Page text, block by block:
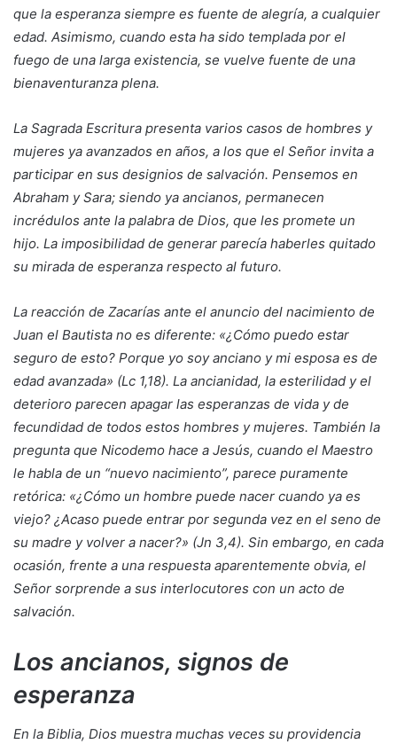
que la esperanza siempre es fuente de alegría, a cualquier
edad. Asimismo, cuando esta ha sido templada por el
fuego de una larga existencia, se vuelve fuente de una
bienaventuranza plena.
La Sagrada Escritura presenta varios casos de hombres y
mujeres ya avanzados en años, a los que el Señor invita a
participar en sus designios de salvación. Pensemos en
Abraham y Sara; siendo ya ancianos, permanecen
incrédulos ante la palabra de Dios, que les promete un
hijo. La imposibilidad de generar parecía haberles quitado
su mirada de esperanza respecto al futuro.
La reacción de Zacarías ante el anuncio del nacimiento de
Juan el Bautista no es diferente: «¿Cómo puedo estar
seguro de esto? Porque yo soy anciano y mi esposa es de
edad avanzada» (Lc 1,18). La ancianidad, la esterilidad y el
deterioro parecen apagar las esperanzas de vida y de
fecundidad de todos estos hombres y mujeres. También la
pregunta que Nicodemo hace a Jesús, cuando el Maestro
le habla de un “nuevo nacimiento”, parece puramente
retórica: «¿Cómo un hombre puede nacer cuando ya es
viejo? ¿Acaso puede entrar por segunda vez en el seno de
su madre y volver a nacer?» (Jn 3,4). Sin embargo, en cada
ocasión, frente a una respuesta aparentemente obvia, el
Señor sorprende a sus interlocutores con un acto de
salvación.
Los ancianos, signos de
esperanza
En la Biblia, Dios muestra muchas veces su providencia